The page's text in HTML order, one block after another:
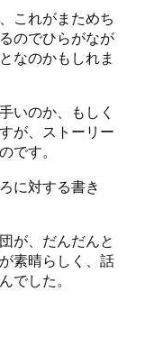
これがまためち
のでひらがなが
なのかもしれま
いのか、もしく
が、ストーリー
です。
に対する書き
が、だんだんと
素晴らしく、話
でした。